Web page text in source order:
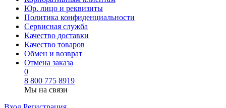
Юр. лицо и реквизиты
Политика конфиденциальности
Сервисная служба
Качество доставки
Качество товаров
Обмен и возврат
Отмена заказа
0
8 800 775 8919
Мы на связи